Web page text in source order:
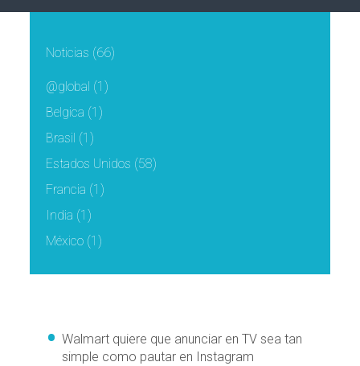
Noticias (66)
@global (1)
Belgica (1)
Brasil (1)
Estados Unidos (58)
Francia (1)
India (1)
México (1)
Walmart quiere que anunciar en TV sea tan
simple como pautar en Instagram